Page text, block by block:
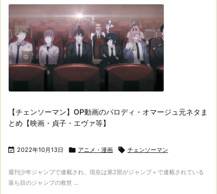
【チェンソーマン】OP動画のパロディ・オマージュ元ネタま
とめ【映画・貞子・エヴァ等】
 2022年10月13日  アニメ・漫画  チェンソーマン
週刊少年ジャンプで連載され、現在は第2部がジャンプ＋で連載されている
落ち目のジャンプの救世 ...